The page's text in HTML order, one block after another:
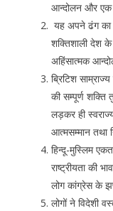
आन्दोलन और एक
यह अपने ढंग का
शक्तिशाली देश के
अहिंसात्मक
ब्रिटिश
की सम्पूर्ण शक्ति
लड़कर ही
आत्मसम्मान तथा
हिन्दू-मुस्लिम
राष्ट्रीयता की
लोग कांग्रेस के
लोगों ने विदेशी